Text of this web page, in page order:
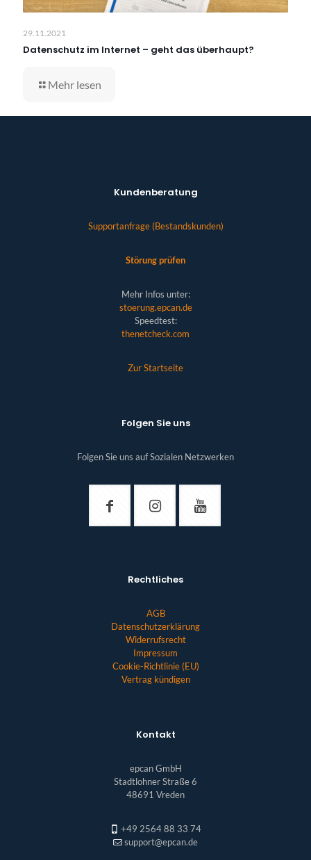
29.11.2021
Datenschutz im Internet – geht das überhaupt?
Mehr lesen
Kundenberatung
Supportanfrage (Bestandskunden)
Störung prüfen
Mehr Infos unter:
stoerung.epcan.de
Speedtest:
thenetcheck.com
Zur Startseite
Folgen Sie uns
Folgen Sie uns auf Sozialen Netzwerken
Rechtliches
AGB
Datenschutzerklärung
Widerrufsrecht
Impressum
Cookie-Richtlinie (EU)
Vertrag kündigen
Kontakt
epcan GmbH
Stadtlohner Straße 6
48691 Vreden
+49 2564 88 33 74
support@epcan.de